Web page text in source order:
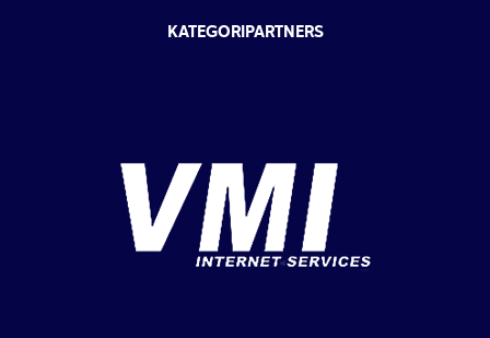
KATEGORIPARTNERS